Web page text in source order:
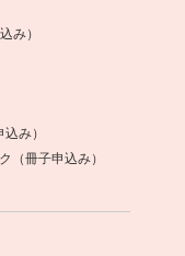
み）
み）
（冊子申込み）